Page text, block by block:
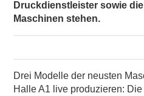
Druckdienstleister sowie
Maschinen stehen.
Drei Modelle der neusten
Halle A1 live produzieren: